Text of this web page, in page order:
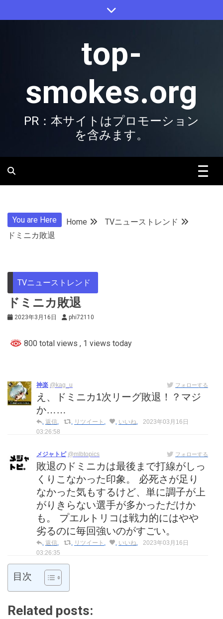
to
top-
smokes.org
PR：本サイトはプロモーション
を含みます。
You are Here Home
TVニューストレンド
ドミニカ敗退
TVニューストレンド
ドミニカ敗退
2023年3月16日 phi72110
800 total views , 1 views today
神楽 @kag_u フォローする
え、ドミニカ1次リーグ敗退！？マジ
か……
返信 リツイート いいね
2023年03月16日
03:26:58
メジャトピ @mlbtopics フォローする
敗退のドミニカは最後まで打線がしっ
くりこなかった印象。 必死さが足り
なかった気もするけど、単に調子が上
がりきらない選手が多かっただけか
も。 プエルトリコは戦力的にはやや
劣るのに毎回強いのがすごい。
返信 リツイート いいね
2023年03月16日
03:26:35
目次
Related posts: